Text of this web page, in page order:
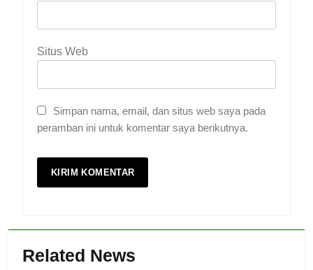
Situs Web
Simpan nama, email, dan situs web saya pada
peramban ini untuk komentar saya berikutnya.
Related News